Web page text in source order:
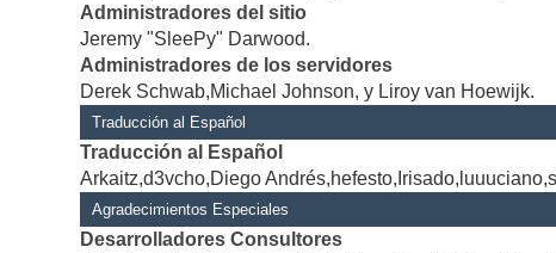
Administradores del sitio
Jeremy "SleePy" Darwood.
Administradores de los servidores
Derek Schwab,Michael Johnson, y Liroy van Hoewijk.
Traducción al Español
Traducción al Español
Arkaitz,d3vcho,Diego
Agradecimientos Especiales
Desarrolladores Consultores